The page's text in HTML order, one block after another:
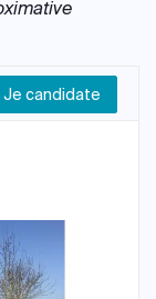
Je candidate